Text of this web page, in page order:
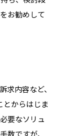
お勧めして
求内容など、
からはじま
要なソリュ
数ですが、